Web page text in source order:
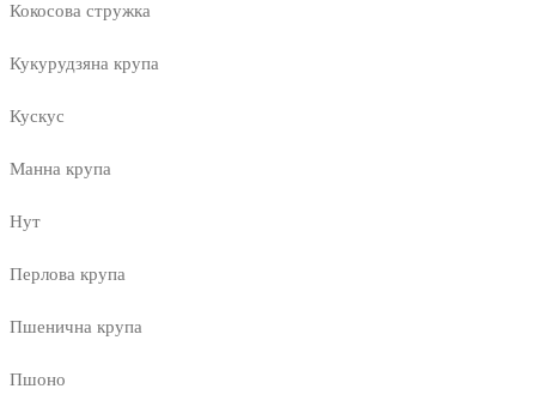
Кокосова стружка
Кукурудзяна крупа
Кускус
Манна крупа
Нут
Перлова крупа
Пшенична крупа
Пшоно